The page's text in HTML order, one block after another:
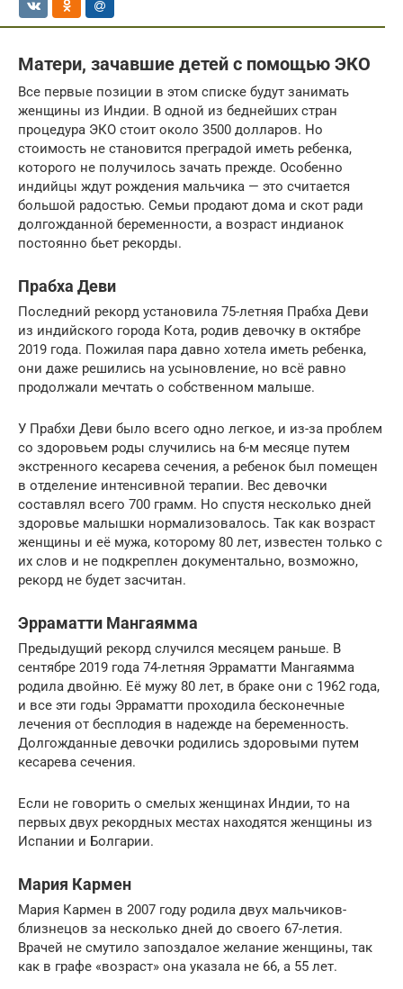
Матери, зачавшие детей с помощью ЭКО
Все первые позиции в этом списке будут занимать
женщины из Индии. В одной из беднейших стран
процедура ЭКО стоит около 3500 долларов. Но
стоимость не становится преградой иметь ребенка,
которого не получилось зачать прежде. Особенно
индийцы ждут рождения мальчика — это считается
большой радостью. Семьи продают дома и скот ради
долгожданной беременности, а возраст индианок
постоянно бьет рекорды.
Прабха Деви
Последний рекорд установила 75-летняя Прабха Деви
из индийского города Кота, родив девочку в октябре
2019 года. Пожилая пара давно хотела иметь ребенка,
они даже решились на усыновление, но всё равно
продолжали мечтать о собственном малыше.
У Прабхи Деви было всего одно легкое, и из-за проблем
со здоровьем роды случились на 6-м месяце путем
экстренного кесарева сечения, а ребенок был помещен
в отделение интенсивной терапии. Вес девочки
составлял всего 700 грамм. Но спустя несколько дней
здоровье малышки нормализовалось. Так как возраст
женщины и её мужа, которому 80 лет, известен только с
их слов и не подкреплен документально, возможно,
рекорд не будет засчитан.
Эрраматти Мангаямма
Предыдущий рекорд случился месяцем раньше. В
сентябре 2019 года 74-летняя Эрраматти Мангаямма
родила двойню. Её мужу 80 лет, в браке они с 1962 года,
и все эти годы Эрраматти проходила бесконечные
лечения от бесплодия в надежде на беременность.
Долгожданные девочки родились здоровыми путем
кесарева сечения.
Если не говорить о смелых женщинах Индии, то на
первых двух рекордных местах находятся женщины из
Испании и Болгарии.
Мария Кармен
Мария Кармен в 2007 году родила двух мальчиков-
близнецов за несколько дней до своего 67-летия.
Врачей не смутило запоздалое желание женщины, так
как в графе «возраст» она указала не 66, а 55 лет.